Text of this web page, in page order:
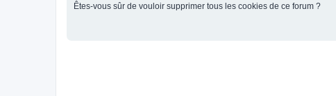
Êtes-vous sûr de vouloir supprimer tous les cookies de ce forum ?